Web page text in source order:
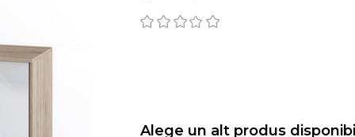
Alege un alt produs